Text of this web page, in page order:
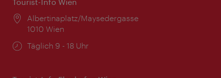
Ort:
Albertinaplatz/Maysedergasse
1010 Wien
Öffnungszeiten:
Täglich 9 - 18 Uhr